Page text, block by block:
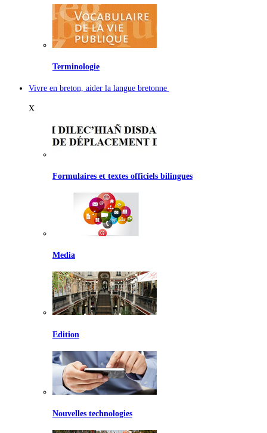
Terminologie
Vivre en breton, aider la langue bretonne
X
Formulaires et textes officiels bilingues
Media
Edition
Nouvelles technologies